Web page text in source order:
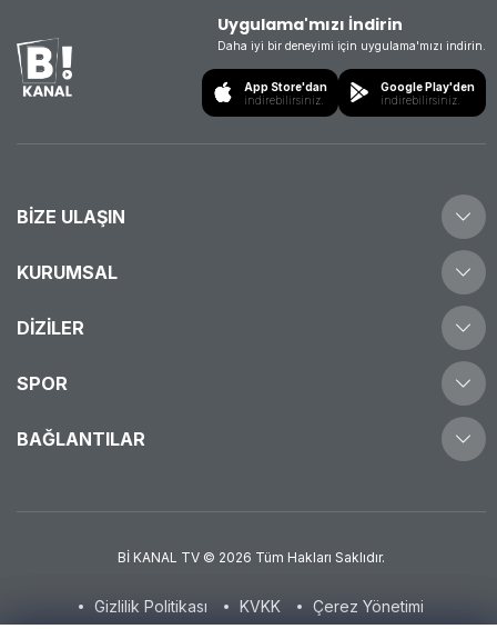
Uygulama'mızı İndirin
Daha iyi bir deneyimi için uygulama'mızı indirin.
App Store'dan
indirebilirsiniz.
Google Play'den
indirebilirsiniz.
BİZE ULAŞIN
0549 140 30 30
KURUMSAL
Künye
Hakkımızda
Kalite Politikamız
DİZİLER
Aşk Bağı
SPOR
Nesine 2.Lig
BAĞLANTILAR
Bi Kanal Yayın Akışı
Bi Kanal Canlı İzleBİ KANAL TV © 2026 Tüm Hakları Saklıdır.
Gizlilik Politikası KVKK Çerez Yönetimi